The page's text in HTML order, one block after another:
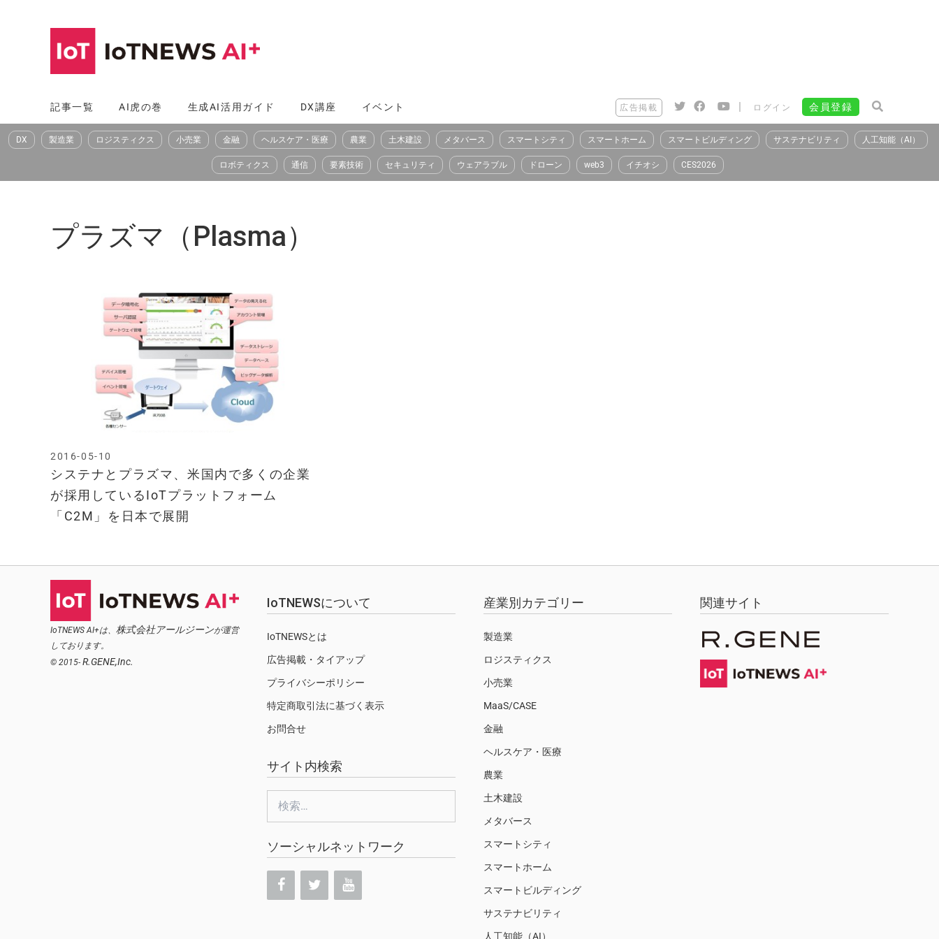
へ
ス
記事一覧 AI虎の巻 生成AI活用ガイド DX講座 イベント 広告掲載 | ログイン 会員登録
DX 製造業 ロジスティクス 小売業 金融 ヘルスケア・医療 農業 土木建設 メタバース スマートシティ スマートホーム スマートビルディング サステナビリティ 人工知能（AI）
ロボティクス 通信 要素技術 セキュリティ ウェアラブル ドローン web3 イチオシ CES2026
プラズマ（Plasma）
システナとプラズマ、米国内で多くの企業
が採用しているIoTプラットフォーム
「C2M」を日本で展開
2016-05-10
IoTNEWS AI+は、 株式会社アールジーンが運営
しております。
© 2015- R.GENE,Inc.
IoTNEWSについて
IoTNEWSとは
広告掲載・タイアップ
プライバシーポリシー
特定商取引法に基づく表示
お問合せ
サイト内検索
ソーシャルネットワーク
産業別カテゴリー
製造業
ロジスティクス
小売業
MaaS/CASE
金融
ヘルスケア・医療
農業
土木建設
メタバース
スマートシティ
スマートホーム
スマートビルディング
サステナビリティ
人工知能（AI）
関連サイト